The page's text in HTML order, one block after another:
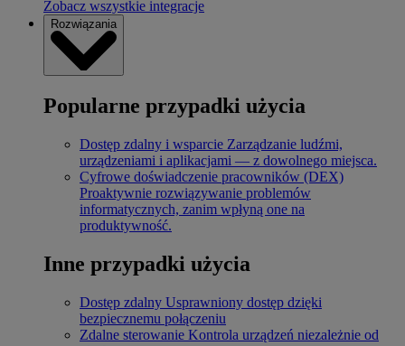
Zobacz wszystkie integracje
Rozwiązania
Popularne przypadki użycia
Dostęp zdalny i wsparcie Zarządzanie ludźmi,
urządzeniami i aplikacjami — z dowolnego miejsca.
Cyfrowe doświadczenie pracowników (DEX)
Proaktywnie rozwiązywanie problemów
informatycznych, zanim wpłyną one na
produktywność.
Inne przypadki użycia
Dostęp zdalny Usprawniony dostęp dzięki
bezpiecznemu połączeniu
Zdalne sterowanie Kontrola urządzeń niezależnie od